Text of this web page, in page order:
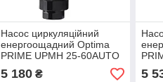
Насос циркуляційний
енергоощадний Optima
PRIME UPMH 25-60AUTO
180мм + гайки
5 180₴ 5